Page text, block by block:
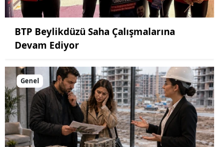
BTP Beylikdüzü Saha Çalışmalarına
Devam Ediyor
Genel